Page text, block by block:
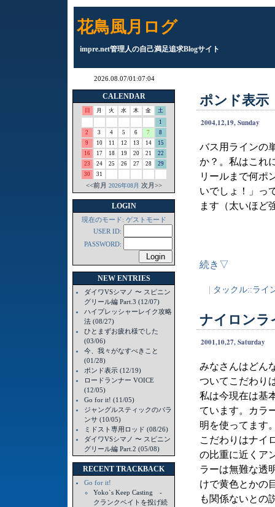
花鳥風月ログ
impre.net管理人の自己満足追求Blogサイト
CALENDAR
日 月 火 水 木 金
土
1
2
3 4 5 6 7
8
9
10 11 12 13 14
15
16
17 18 19 20 21
22
23
24 25 26 27 28
29
30
31
<<前月 2026年08月 次月>>
LOGIN
現在のモード: ゲストモード
USER ID:
PASSWORD:
NEW ENTRIES
ダイワVSシマノ 〜 スピニン
グリール編 Part.3 (12/07)
ハイプレッシャーレイク攻略
法 (08/27)
ひとまずお疲れ様でした
(03/06)
今、我々がなすべきこと
(01/28)
ポンド表示 (12/19)
ロードランナー VOICE
(12/05)
Go for it! (11/05)
ジャングルスティックのバラ
ンサ (10/05)
ミドスト専用ロッド (08/26)
ダイワVSシマノ 〜 スピニン
グリール編 Part.2 (05/08)
RECENT TRACKBACK
Go for it!
Yoko`s Keep Casting -
クランクベイトを投げ続
ポンド表示
2004,12,19, Sunday
バス用ラインの
か？。私はこれ
リールまで何ポ
いでしょ！」っ
ます（太いほど
続き▽
タックル::ライ
ナイロンラ
2001,10,27, Saturday
みなさんはどん
ついてこだわり
私は今現在は基
ています。カラ
明を使ってます
こだわりはナイ
の比重に近くア
ラーは無難な透
けで黄色とかの
も関係ないとの